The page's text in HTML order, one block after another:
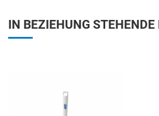
IN BEZIEHUNG STEHENDE